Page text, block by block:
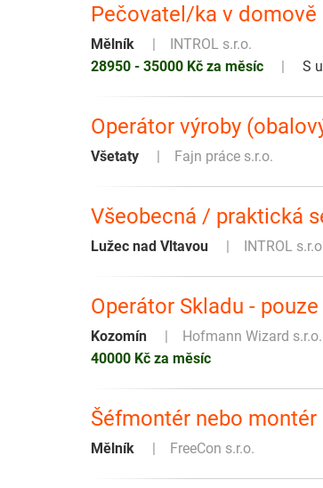
Pečovatel/ka v
Mělník
INTROL s.r.o.
28950 - 35000 Kč za měsíc
S
Operátor výroby
Všetaty Fajn práce s.r.o.
Všeobecná / praktická
Lužec nad Vltavou INTROL
Operátor Skladu -
Kozomín
Hofmann Wizard
40000 Kč za měsíc
Šéfmontér nebo
Mělník FreeCon s.r.o.